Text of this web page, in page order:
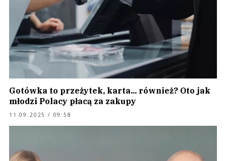
Gotówka to przeżytek, karta... również? Oto jak
młodzi Polacy płacą za zakupy
11.09.2025 / 09:58